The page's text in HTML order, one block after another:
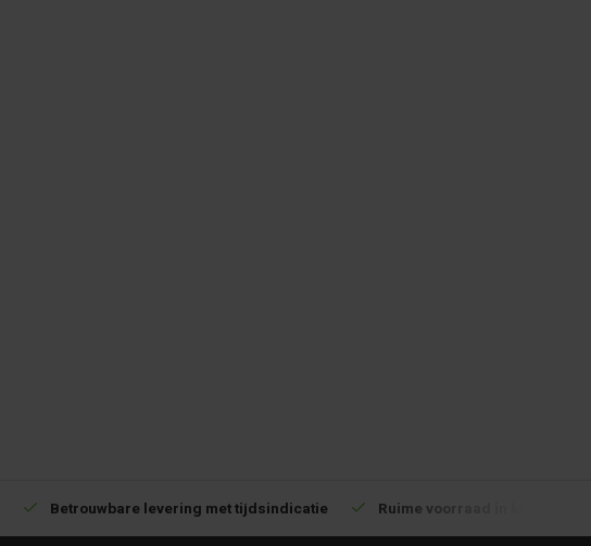
Betrouwbare levering met tijdsindicatie Ruime voorraad in